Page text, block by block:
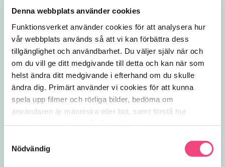
Denna webbplats använder cookies
Funktionsverket använder cookies för att analysera hur
vår webbplats används så att vi kan förbättra dess
tillgänglighet och användbarhet. Du väljer själv när och
om du vill ge ditt medgivande till detta och kan när som
helst ändra ditt medgivande i efterhand om du skulle
ändra dig. Primärt använder vi cookies för att kunna
spela upp filmer och rörliga bilder, bedöma om
användaren är människa eller bot, samt förstå hur
Nödvändig